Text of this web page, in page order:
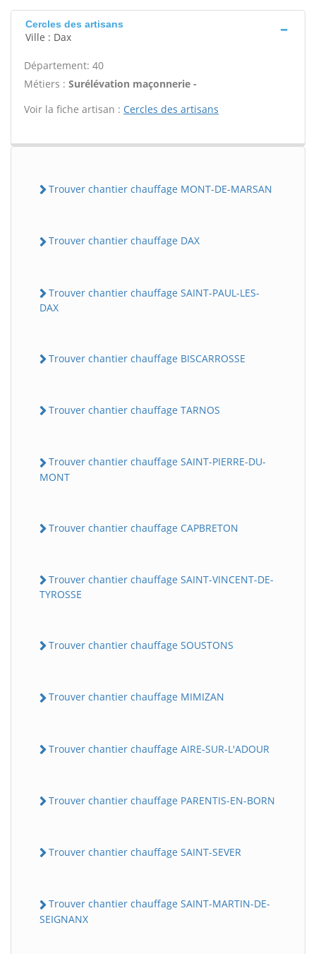
Cercles des artisans
Ville : Dax
Département: 40
Métiers : Surélévation maçonnerie -
Voir la fiche artisan : Cercles des artisans
Trouver chantier chauffage MONT-DE-MARSAN
Trouver chantier chauffage DAX
Trouver chantier chauffage SAINT-PAUL-LES-
DAX
Trouver chantier chauffage BISCARROSSE
Trouver chantier chauffage TARNOS
Trouver chantier chauffage SAINT-PIERRE-DU-
MONT
Trouver chantier chauffage CAPBRETON
Trouver chantier chauffage SAINT-VINCENT-DE-
TYROSSE
Trouver chantier chauffage SOUSTONS
Trouver chantier chauffage MIMIZAN
Trouver chantier chauffage AIRE-SUR-L'ADOUR
Trouver chantier chauffage PARENTIS-EN-BORN
Trouver chantier chauffage SAINT-SEVER
Trouver chantier chauffage SAINT-MARTIN-DE-
SEIGNANX